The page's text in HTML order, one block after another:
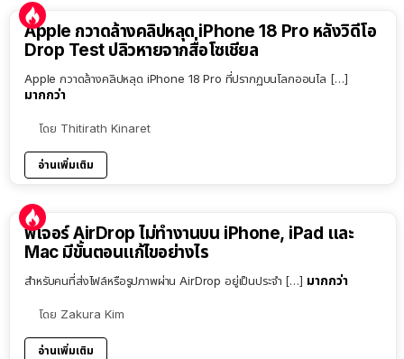
Apple กวาดล้างคลิปหลุด iPhone 18 Pro หลังวิดีโอ
Drop Test ปลิวหายจากสื่อโซเชียล
Apple กวาดล้างคลิปหลุด iPhone 18 Pro ที่ปรากฏบนโลกออนไล […]
มากกว่า
โดย Thitirath Kinaret
อ่านเพิ่มเติม
ฟีเจอร์ AirDrop ไม่ทำงานบน iPhone, iPad และ
Mac มีขั้นตอนแก้ไขอย่างไร
สำหรับคนที่ส่งไฟล์หรือรูปภาพผ่าน AirDrop อยู่เป็นประจำ […] มากกว่า
โดย Zakura Kim
อ่านเพิ่มเติม